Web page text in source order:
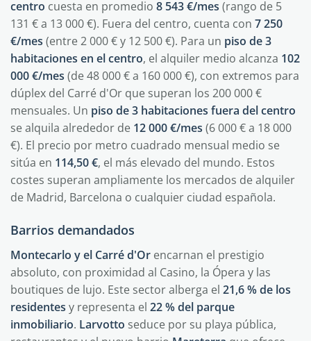
centro cuesta en promedio 8 543 €/mes (rango de 5
131 € a 13 000 €). Fuera del centro, cuenta con 7 250
€/mes (entre 2 000 € y 12 500 €). Para un piso de 3
habitaciones en el centro, el alquiler medio alcanza 102
000 €/mes (de 48 000 € a 160 000 €), con extremos para
dúplex del Carré d'Or que superan los 200 000 €
mensuales. Un piso de 3 habitaciones fuera del centro
se alquila alrededor de 12 000 €/mes (6 000 € a 18 000
€). El precio por metro cuadrado mensual medio se
sitúa en 114,50 €, el más elevado del mundo. Estos
costes superan ampliamente los mercados de alquiler
de Madrid, Barcelona o cualquier ciudad española.
Barrios demandados
Montecarlo y el Carré d'Or encarnan el prestigio
absoluto, con proximidad al Casino, la Ópera y las
boutiques de lujo. Este sector alberga el 21,6 % de los
residentes y representa el 22 % del parque
inmobiliario. Larvotto seduce por su playa pública,